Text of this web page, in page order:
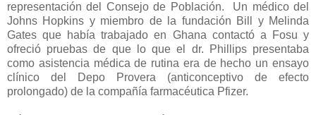
representación del Consejo de Población. Un médico del
Johns Hopkins y miembro de la fundación Bill y Melinda
Gates que había trabajado en Ghana contactó a Fosu y
ofreció pruebas de que lo que el dr. Phillips presentaba
como asistencia médica de rutina era de hecho un ensayo
clínico del Depo Provera (anticonceptivo de efecto
prolongado) de la compañía farmacéutica Pfizer.